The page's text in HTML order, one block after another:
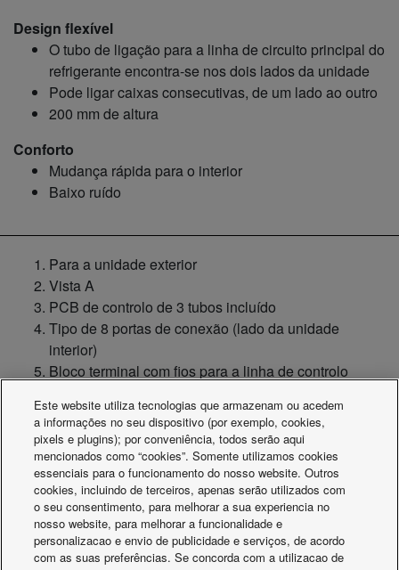
Design flexível
O tubo de ligação para a linha de circuito principal do
refrigerante encontra-se nos dois lados da unidade
Pode ligar caixas consecutivas, de um lado ao outro
200 mm de altura
Conforto
Mudança rápida para o interior
Baixo ruído
Para a unidade exterior
Vista A
PCB de controlo de 3 tubos incluído
Tipo de 8 portas de conexão (lado da unidade
interior)
Bloco terminal com fios para a linha de controlo
Terminal de relé de interface incluído (para instalação na
lateral da unidade interior)
Este website utiliza tecnologias que armazenam ou acedem
a informações no seu dispositivo (por exemplo, cookies,
pixels e plugins); por conveniência, todos serão aqui
mencionados como “cookies”. Somente utilizamos cookies
essenciais para o funcionamento do nosso website. Outros
cookies, incluindo de terceiros, apenas serão utilizados com
o seu consentimento, para melhorar a sua experiencia no
nosso website, para melhorar a funcionalidade e
personalizacao e envio de publicidade e serviços, de acordo
com as suas preferências. Se concorda com a utilizacao de